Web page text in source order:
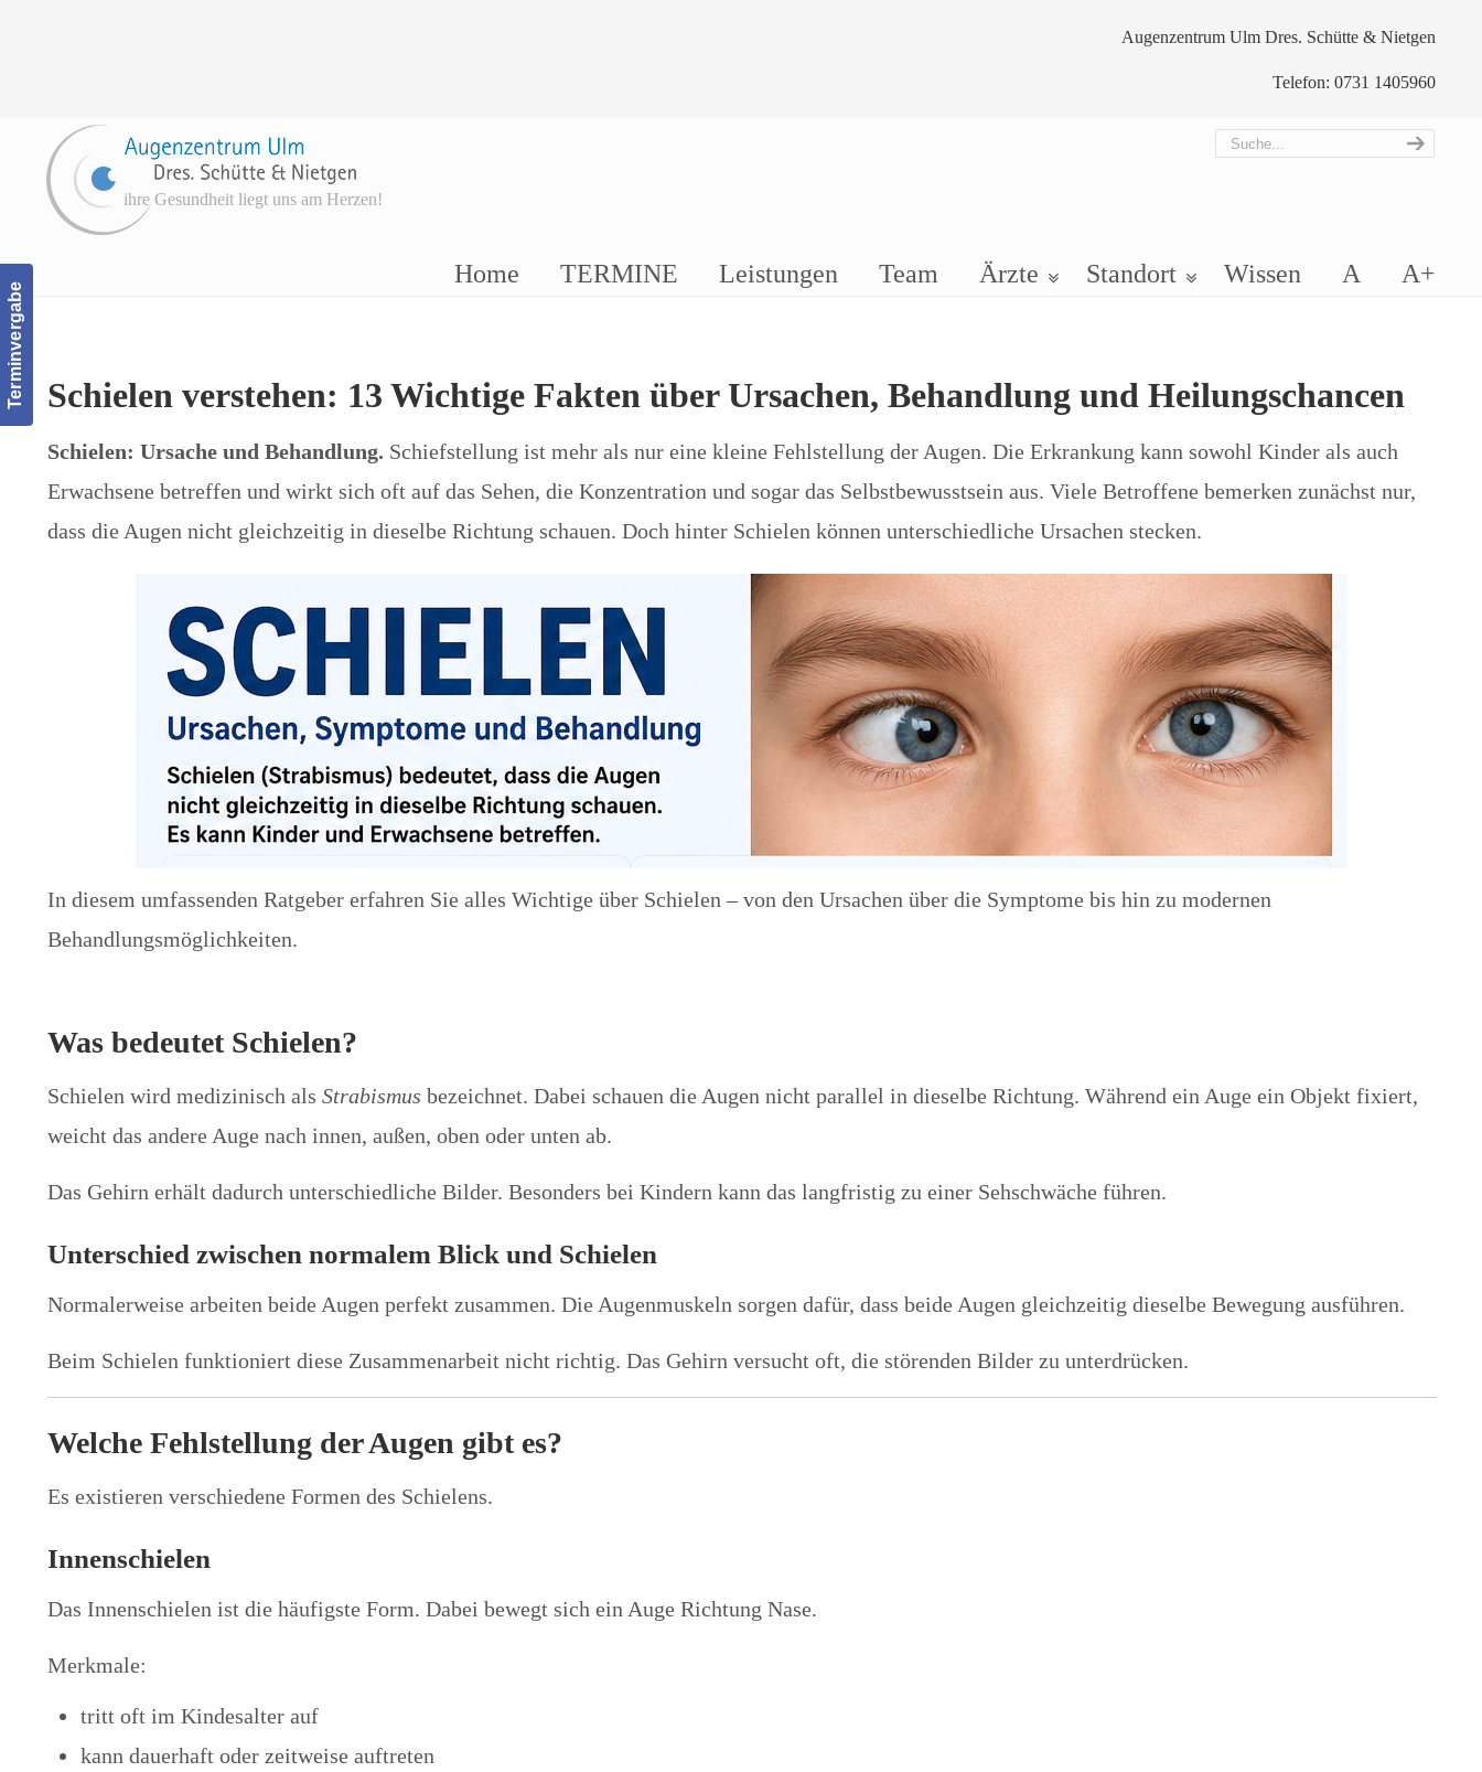
Terminvergabe
Augenzentrum Ulm Dres. Schütte & Nietgen
Telefon: 0731 1405960
ihre Gesundheit liegt uns am Herzen!
Home TERMINE Leistungen Team Ärzte Standort Wissen A A+
Navigation
Schielen verstehen: 13 Wichtige Fakten über Ursachen, Behandlung und Heilungschancen
Schielen: Ursache und Behandlung. Schiefstellung ist mehr als nur eine kleine Fehlstellung der Augen. Die Erkrankung kann sowohl Kinder als auch
Erwachsene betreffen und wirkt sich oft auf das Sehen, die Konzentration und sogar das Selbstbewusstsein aus. Viele Betroffene bemerken zunächst nur,
dass die Augen nicht gleichzeitig in dieselbe Richtung schauen. Doch hinter Schielen können unterschiedliche Ursachen stecken.
In diesem umfassenden Ratgeber erfahren Sie alles Wichtige über Schielen – von den Ursachen über die Symptome bis hin zu modernen
Behandlungsmöglichkeiten.
Was bedeutet Schielen?
Schielen wird medizinisch als Strabismus bezeichnet. Dabei schauen die Augen nicht parallel in dieselbe Richtung. Während ein Auge ein Objekt fixiert,
weicht das andere Auge nach innen, außen, oben oder unten ab.
Das Gehirn erhält dadurch unterschiedliche Bilder. Besonders bei Kindern kann das langfristig zu einer Sehschwäche führen.
Unterschied zwischen normalem Blick und Schielen
Normalerweise arbeiten beide Augen perfekt zusammen. Die Augenmuskeln sorgen dafür, dass beide Augen gleichzeitig dieselbe Bewegung ausführen.
Beim Schielen funktioniert diese Zusammenarbeit nicht richtig. Das Gehirn versucht oft, die störenden Bilder zu unterdrücken.
Welche Fehlstellung der Augen gibt es?
Es existieren verschiedene Formen des Schielens.
Innenschielen
Das Innenschielen ist die häufigste Form. Dabei bewegt sich ein Auge Richtung Nase.
Merkmale:
tritt oft im Kindesalter auf
kann dauerhaft oder zeitweise auftreten